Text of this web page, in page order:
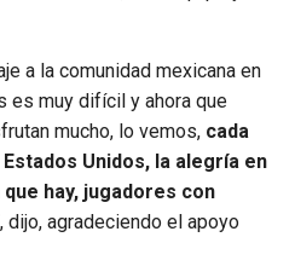
a la comunidad mexicana en
es muy difícil y ahora que
mucho, lo vemos, cada
Unidos, la alegría en
hay, jugadores con
, dijo, agradeciendo el apoyo